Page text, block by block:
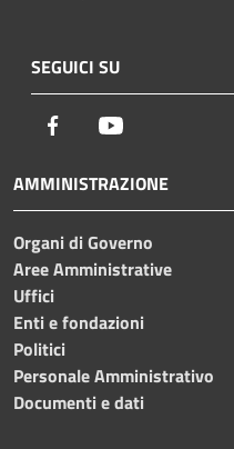
SEGUICI SU
Facebook
AMMINISTRAZIONE
Organi di Governo
Aree Amministrative
Uffici
Enti e fondazioni
Politici
Personale Amministrativo
Documenti e dati